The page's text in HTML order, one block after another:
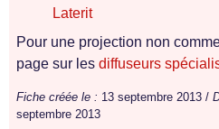
Laterit
Pour une projection non
page sur les diffuseurs
Fiche créée le : 13 septembre 2013 /
septembre 2013